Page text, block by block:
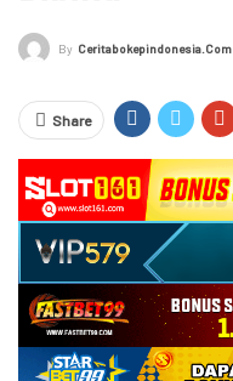
By Ceritabokepindonesia.com
Share